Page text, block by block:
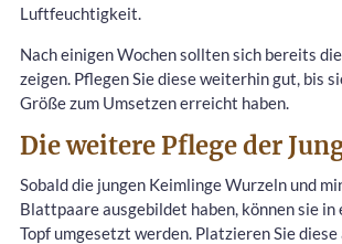
Luftfeuchtigkeit.
Nach einigen Wochen sollten sich bereits
zeigen. Pflegen Sie diese weiterhin gut, bis
Größe zum Umsetzen erreicht haben.
Die weitere Pflege der
Sobald die jungen Keimlinge Wurzeln und
Blattpaare ausgebildet haben, können sie in
Topf umgesetzt werden. Platzieren Sie